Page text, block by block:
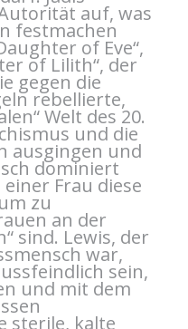
auf, was
festmachen
of Eve“,
of Lilith“, der
gegen die
rebellierte,
Welt des 20.
und die
ausgingen und
dominiert
Frau diese
zu
an der
sind. Lewis, der
war,
sein,
und mit dem
sterile, kalte